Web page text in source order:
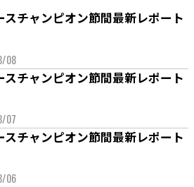
チャンピオン節間最新レポート
08
チャンピオン節間最新レポート
07
チャンピオン節間最新レポート
06